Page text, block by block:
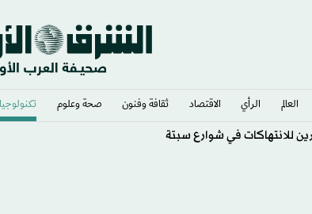
العالم الرأي الاقتصاد ثقافة وفنون صحة وعلوم تكنولوجيا
للانتهاكات في شوارع سبتة